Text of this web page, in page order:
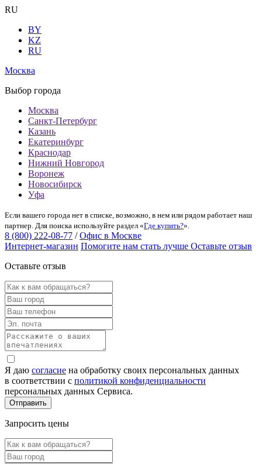
RU
BY
KZ
RU
Москва
Выбор города
Москва
Санкт-Петербург
Казань
Екатеринбург
Краснодар
Нижний Новгород
Воронеж
Новосибирск
Уфа
Если вашего города нет в списке, возможно, в нем или рядом работает наш
партнер. Для поиска используйте раздел «Где купить?».
8 (800) 222-08-77 / Офис в Москве
Интернет-магазин Помогите нам стать лучше Оставьте отзыв
Оставьте отзыв
Я даю согласие на обработку своих персональных данных
в соответствии с политикой конфиденциальности
персональных данных Сервиса.
Запросить цены